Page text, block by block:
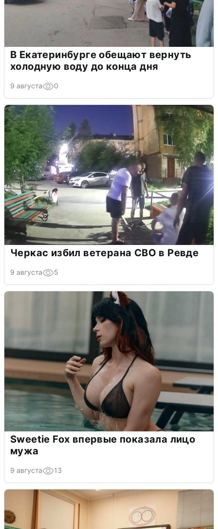
В Екатеринбурге обещают вернуть
холодную воду до конца дня
9 августа 0
Черкас избил ветерана СВО в Ревде
9 августа 5
Sweetie Fox впервые показала лицо
мужа
9 августа 13